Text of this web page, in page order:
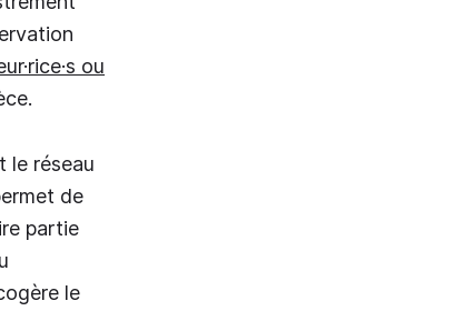
ou
le réseau
de
partie
le